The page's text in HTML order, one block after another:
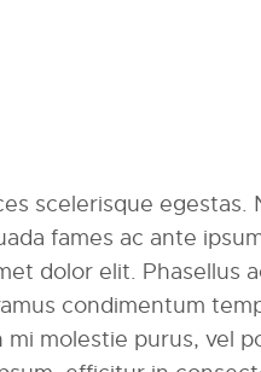
scelerisque egestas.
fames ac ante
dolor elit. Phasellus
condimentum
mi molestie purus, vel